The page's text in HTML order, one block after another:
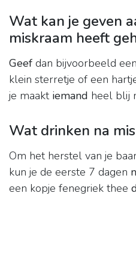
Wat kan je geven
miskraam heeft
Geef dan bijvoorbeeld
klein sterretje of een
je maakt iemand heel blij
Wat drinken na
Om het herstel van je
kun je de eerste 7 dagen
een kopje fenegriek thee